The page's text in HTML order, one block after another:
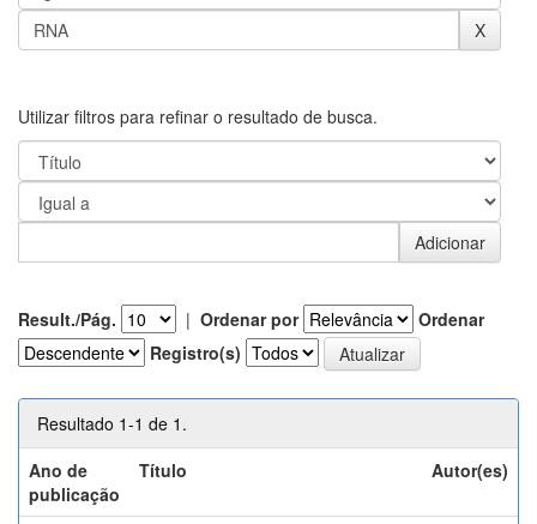
Utilizar filtros para refinar o resultado de busca.
Result./Pág. | Ordenar por
Ordenar
Registro(s)
Resultado 1-1 de 1.
Ano de
publicação
Título Autor(es)